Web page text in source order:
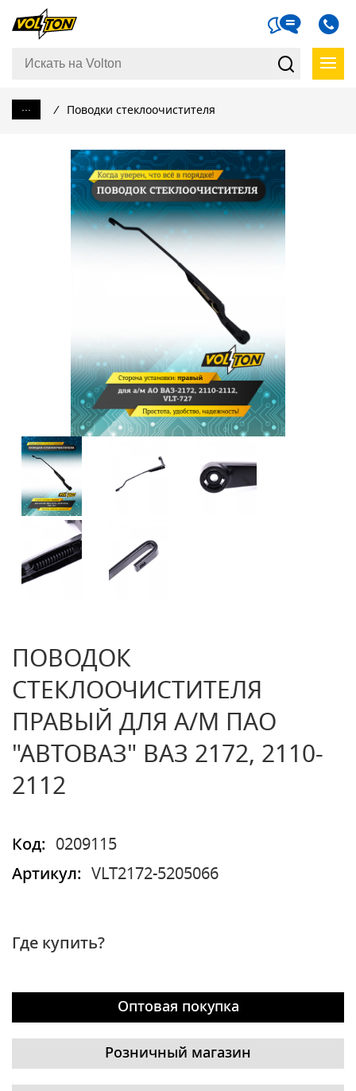
... / Поводки стеклоочистителя
ПОВОДОК
СТЕКЛООЧИСТИТЕЛЯ
ПРАВЫЙ ДЛЯ А/М ПАО
"АВТОВАЗ" ВАЗ 2172, 2110-
2112
Код:
0209115
Артикул:
VLT2172-5205066
Где купить?
Оптовая покупка
Розничный магазин